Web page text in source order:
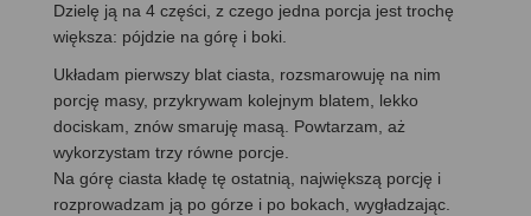
Dzielę ją na 4 części, z czego jedna porcja jest trochę
większa: pójdzie na górę i boki.
Układam pierwszy blat ciasta, rozsmarowuję na nim
porcję masy, przykrywam kolejnym blatem, lekko
dociskam, znów smaruję masą. Powtarzam, aż
wykorzystam trzy równe porcje.
Na górę ciasta kładę tę ostatnią, największą porcję i
rozprowadzam ją po górze i po bokach, wygładzając.